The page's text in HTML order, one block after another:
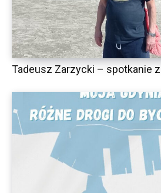
Tadeusz Zarzycki – spotkanie